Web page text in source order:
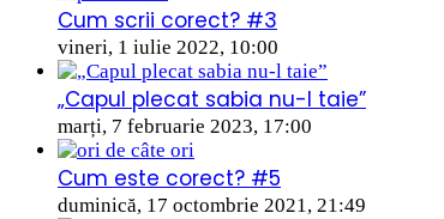
Cum scrii corect? #3
vineri, 1 iulie 2022, 10:00
„Capul plecat sabia nu-l taie”
marți, 7 februarie 2023, 17:00
Cum este corect? #5
duminică, 17 octombrie 2021, 21:49